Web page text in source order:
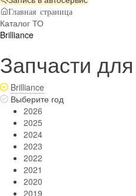
Главная страница
Каталог ТО
Brilliance
Запчасти
Brilliance
Выберите год
2026
2025
2024
2023
2022
2021
2020
2019